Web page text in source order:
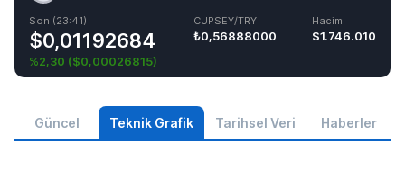
Son (23:41)
$0,01192684
%2,30 ($0,00026815)
CUPSEY/TRY
₺0,56888000
Hacim
$1.746.010
Güncel Teknik Grafik Tarihsel Veri Haberler